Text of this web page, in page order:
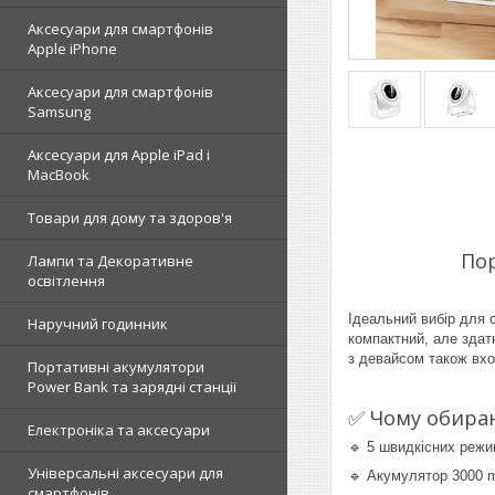
Аксесуари для смартфонів
Apple iPhone
Аксесуари для смартфонів
Samsung
Аксесуари для Apple iPad і
MacBook
Товари для дому та здоров'я
Лампи та Декоративне
освітлення
Наручний годинник
Портативні акумулятори
Power Bank та зарядні станції
Електроніка та аксесуари
Універсальні аксесуари для
Ідеальний вибір
компактний, але
з девайсом також
✅ Чому
🔹 5 швидкісних
🔹 Акумулятор 3000